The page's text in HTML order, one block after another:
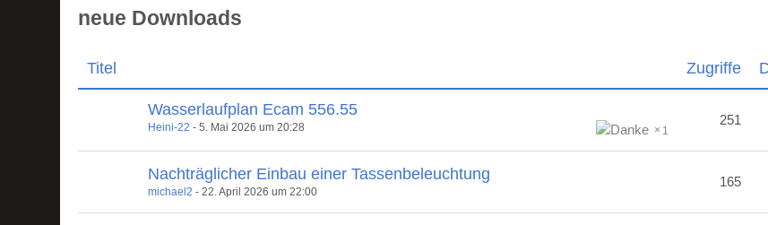
neue Downloads
Titel Zugriffe
Wasserlaufplan Ecam 556.55
1
Heini-22 -5. Mai 2026 um 20:28 251
Nachträglicher Einbau einer Tassenbeleuchtung
michael2 -22. April 2026 um 22:00
165